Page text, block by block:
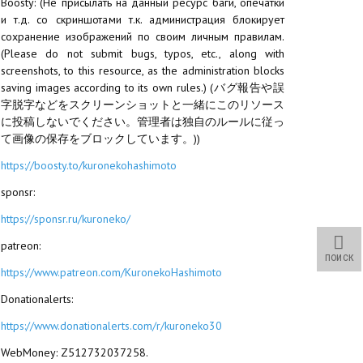
и т.д. со скриншотами т.к. администрация блокирует
сохранение изображений по своим личным правилам.
(Please do not submit bugs, typos, etc., along with
screenshots, to this resource, as the administration blocks
saving images according to its own rules.) (バグ報告や誤
字脱字などをスクリーンショットと一緒にこのリソース
に投稿しないでください。管理者は独自のルールに従っ
て画像の保存をブロックしています。))
https://boosty.to/kuronekohashimoto
sponsr:
https://sponsr.ru/kuroneko/
patreon:
https://www.patreon.com/KuronekoHashimoto
Donationalerts:
https://www.donationalerts.com/r/kuroneko30
WebMoney: Z512732037258.
ПОИСК